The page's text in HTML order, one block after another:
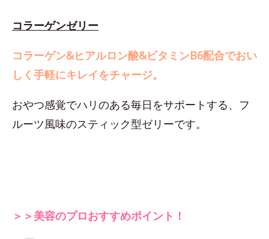
コラーゲンゼリー
コラーゲン&ヒアルロン酸&ビタミンB6配合でおい
しく手軽にキレイをチャージ。
おやつ感覚でハリのある毎日をサポートする、フ
ルーツ風味のスティック型ゼリーです。
＞＞美容のプロおすすめポイント！